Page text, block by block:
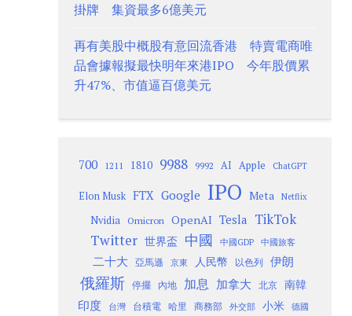
掛牌 集資最多6億美元
再有美股中概股有意回流香港 特賣電商唯
品會據報擬最快明年來港IPO 今年股價累
升47%、市值逼百億美元
700 1211 1810 9988 9992 AI Apple ChatGPT
Elon Musk FTX Google IPO Meta Netflix
Nvidia Omicron OpenAI Tesla TikTok
Twitter 世界盃 中國 中國GDP 中國旅客
二十大 亞馬遜 京東 人民幣 以色列 伊朗
俄羅斯 停擺 內地 加息 加拿大 北京
南韓
印度
台灣 台積電 哈里 商務部 外交部 小米 德國